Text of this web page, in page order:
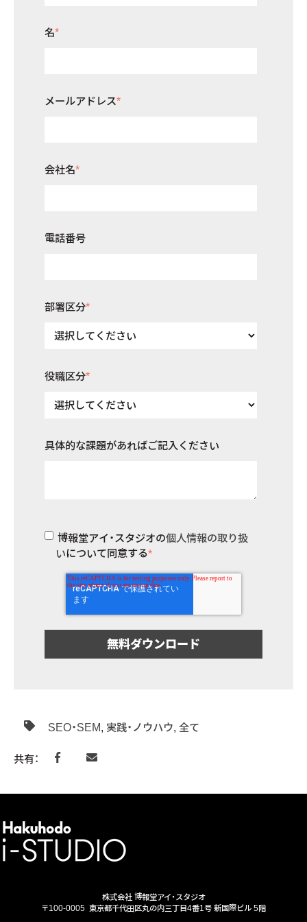
名*
メールアドレス*
会社名*
電話番号
部署区分*
役職区分*
具体的な課題があればご記入ください
博報堂アイ・スタジオの個人情報の取り扱
いについて同意する*
SEO・SEM, 実践・ノウハウ, 全て
共有：
株式会社 博報堂アイ・スタジオ
〒100-0005 東京都千代田区丸の内三丁目4番1号 新国際ビル 5階